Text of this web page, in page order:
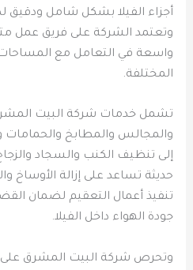
أجزاء الفيلا بشكل شامل
وتعتمد الشركة على فريق عمل
واسعة في التعامل مع المساحات
المختلفة.
تشمل خدمات شركة البيت
والمجالس والمطابخ والحمامات
إلى تنظيف الكنب والسجاد
حديثة تساعد على إزالة الأوساخ
تنفيذ أعمال التعقيم لضمان
جودة الهواء داخل الفيلا.
وتحرص شركة البيت المشرق